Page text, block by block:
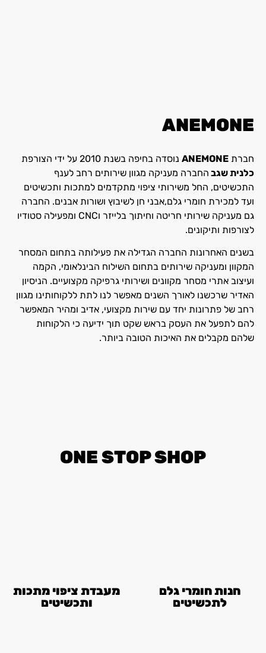
ANEMONE
חברת ANEMONE נוסדה בחיפה בשנת 2010 על ידי הצורפת
כלנית שגב החברה מעניקה מגוון שירותים רחב לענף
התכשיטים, החל משירותי ציפוי מתקדמים למתכות ותכשיטים
ועד למכירת חומרי גלם,אבני חן לשיבוץ ושורות אבנים. החברה
גם מעניקה שירותי חריטה וחיתוך בלייזר וCNC ומפעילה סטודיו
לצורפות ותיקונים.
בשנים האחרונות החברה הגדילה את פעילותה בתחום המסחר
המקוון ומעניקה שירותים בתחום השילוח הבינלאומי, הקמה
ועיצוב אתרי מסחר מקוונים ושירותי גרפיקה מקצועיים. הניסיון
האדיר שרכשנו לאורך השנים מאפשר לנו לתת ללקוחותינו מגוון
רחב של פתרונות יחד עם שירות מקצועי, אדיב ומהיר המאפשר
להם לתפעל את העסק בראש שקט תוך ידיעה כי הלקוחות
שלהם מקבלים את האיכות הטובה ביותר.
ONE STOP SHOP
חנות חומרי גלם
לתכשיטים
מעבדת ציפוי מתכות
ותכשיטים